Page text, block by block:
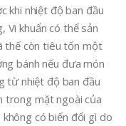
khi nhiệt độ ban đầu
Vi khuẩn có thể sản
thế còn tiêu tốn một
bánh nếu đưa món
từ nhiệt độ ban đầu
trong mặt ngoài của
có biến đổi gì do